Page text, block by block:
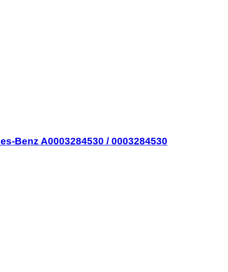
Benz A0003284530 / 0003284530